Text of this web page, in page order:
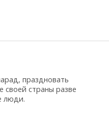
праздновать
своей страны разве
люди.